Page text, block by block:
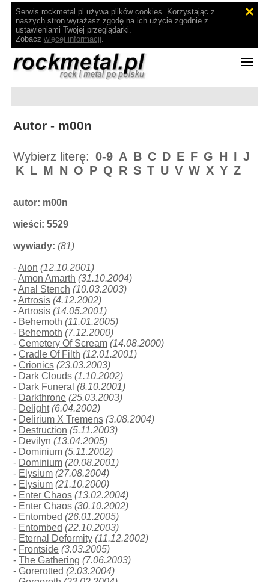
Serwis rockmetal.pl używa plików cookies. Korzystając z
naszych stron wyrażasz zgodę na ich użycie zgodnie z
ustawieniami Twojej przeglądarki.
Zobacz więcej informacji.
Autor - m00n
Wybierz literę: 0-9 A B C D E F G H I J
K L M N O P Q R S T U V W X Y Z
autor: m00n
wieści: 5529
wywiady: (81)
-Aion (12.10.2001)
-Amon Amarth (31.10.2004)
-Anal Stench (10.03.2003)
-Artrosis (4.12.2002)
-Artrosis (14.05.2001)
- Behemoth (11.01.2005)
- Behemoth (7.12.2000)
-Cemetery Of Scream (14.08.2000)
-Cradle Of Filth (12.01.2001)
-Crionics (23.03.2003)
- Dark Clouds (1.10.2002)
- Dark Funeral (8.10.2001)
- Darkthrone (25.03.2003)
- Delight (6.04.2002)
- Delirium X Tremens (3.08.2004)
- Destruction (5.11.2003)
- Devilyn (13.04.2005)
- Dominium (5.11.2002)
- Dominium (20.08.2001)
- Elysium (27.08.2004)
- Elysium (21.10.2000)
- Enter Chaos (13.02.2004)
- Enter Chaos (30.10.2002)
- Entombed (26.01.2005)
- Entombed (22.10.2003)
- Eternal Deformity (11.12.2002)
- Frontside (3.03.2005)
-The Gathering (7.06.2003)
-Gorerotted (2.03.2004)